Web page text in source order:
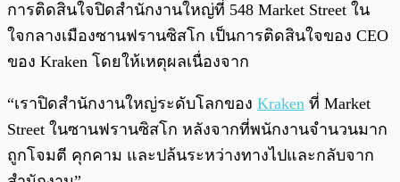
การติดสินใจปิดสำนักงานใหญ่ที่ 548 Market Street ใน
ใจกลางเมืองซานฟรานซิสโก เป็นการติดสินใจของ CEO
ของ Kraken โดยให้เหตุผลเนื่องจาก
“เราปิดสำนักงานใหญ่ระดับโลกของ Kraken ที่ Market
Street ในซานฟรานซิสโก หลังจากที่พนักงานจำนวนมาก
ถูกโจมตี คุกคาม และปล้นระหว่างทางไปและกลับจาก